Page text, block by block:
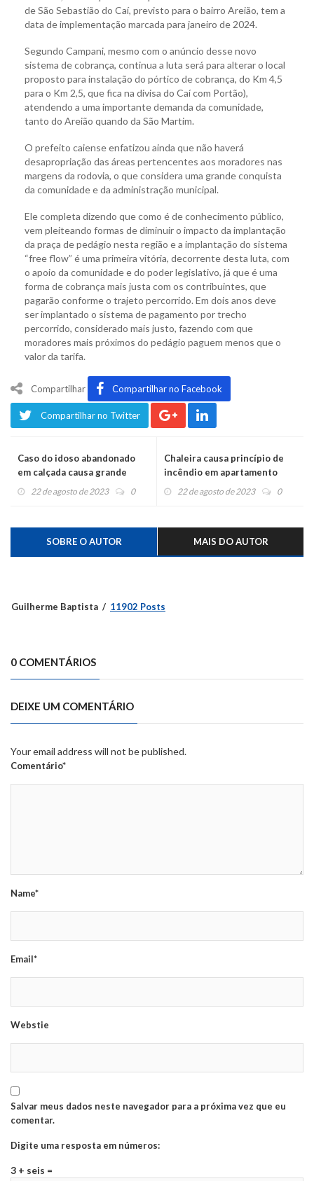
de São Sebastião do Caí, previsto para o bairro Areião, tem a
data de implementação marcada para janeiro de 2024.
Segundo Campani, mesmo com o anúncio desse novo
sistema de cobrança, continua a luta será para alterar o local
proposto para instalação do pórtico de cobrança, do Km 4,5
para o Km 2,5, que fica na divisa do Caí com Portão),
atendendo a uma importante demanda da comunidade,
tanto do Areião quando da São Martim.
O prefeito caiense enfatizou ainda que não haverá
desapropriação das áreas pertencentes aos moradores nas
margens da rodovia, o que considera uma grande conquista
da comunidade e da administração municipal.
Ele completa dizendo que como é de conhecimento público,
vem pleiteando formas de diminuir o impacto da implantação
da praça de pedágio nesta região e a implantação do sistema
“free flow” é uma primeira vitória, decorrente desta luta, com
o apoio da comunidade e do poder legislativo, já que é uma
forma de cobrança mais justa com os contribuintes, que
pagarão conforme o trajeto percorrido. Em dois anos deve
ser implantado o sistema de pagamento por trecho
percorrido, considerado mais justo, fazendo com que
moradores mais próximos do pedágio paguem menos que o
valor da tarifa.
Compartilhar Compartilhar no Facebook
Compartilhar no Twitter
Caso do idoso abandonado
em calçada causa grande
repercussão
22 de agosto de 2023 0
Chaleira causa princípio de
incêndio em apartamento
22 de agosto de 2023 0
SOBRE O AUTOR MAIS DO AUTOR
Guilherme Baptista 11902 Posts
0 COMENTÁRIOS
DEIXE UM COMENTÁRIO
Your email address will not be published.
Comentário*
Name*
Email*
Webstie
Salvar meus dados neste navegador para a próxima vez que eu
comentar.
Digite uma resposta em números:
3 + seis =